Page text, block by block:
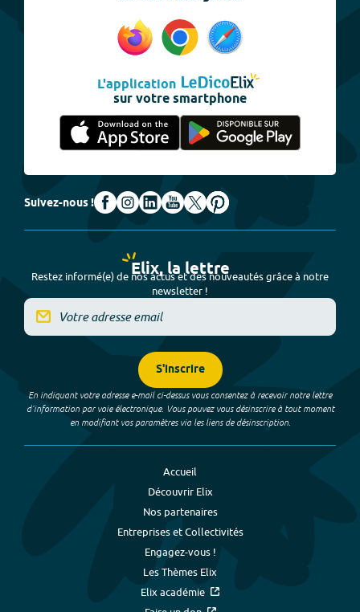
L'application
sur votre smartphone
Suivez-nous !
Elix, la lettre
Restez informé(e) de nos actus et des nouveautés grâce à notre
newsletter !
S'inscrire
En indiquant votre adresse e-mail ci-dessus vous consentez à recevoir notre lettre
d’information par voie électronique. Vous pouvez vous désinscrire à tout moment
en modifiant vos paramètres via les liens de désinscription.
Accueil
Découvrir Elix
Nos partenaires
Entreprises et Collectivités
Engagez-vous !
Les Thèmes Elix
Elix académie